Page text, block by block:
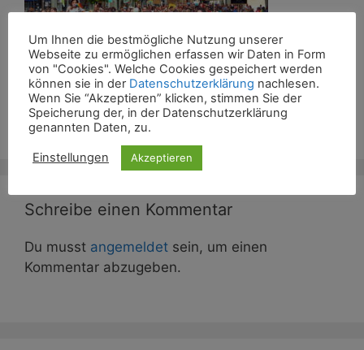
CSD Jena 2019 Demo
Schreibe einen Kommentar
Du musst angemeldet sein, um einen
Kommentar abzugeben.
Um Ihnen die bestmögliche Nutzung unserer
Webseite zu ermöglichen erfassen wir Daten in Form
von "Cookies". Welche Cookies gespeichert werden
können sie in der Datenschutzerklärung nachlesen.
Wenn Sie “Akzeptieren” klicken, stimmen Sie der
Speicherung der, in der Datenschutzerklärung
genannten Daten, zu.
Einstellungen Akzeptieren